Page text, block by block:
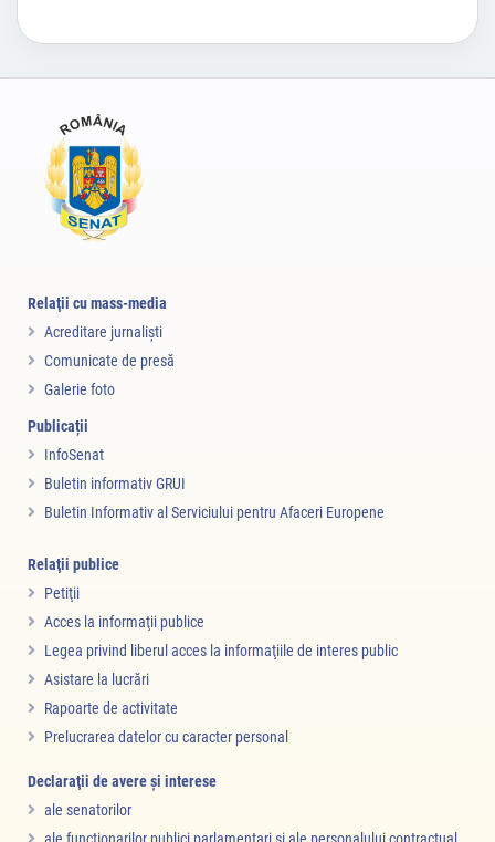
Relaţii cu mass-media
Acreditare jurnalişti
Comunicate de presă
Galerie foto
Publicații
InfoSenat
Buletin informativ GRUI
Buletin Informativ al Serviciului pentru Afaceri Europene
Relaţii publice
Petiţii
Acces la informaţii publice
Legea privind liberul acces la informaţiile de interes public
Asistare la lucrări
Rapoarte de activitate
Prelucrarea datelor cu caracter personal
Declaraţii de avere şi interese
ale senatorilor
ale funcţionarilor publici parlamentari şi ale personalului contractual